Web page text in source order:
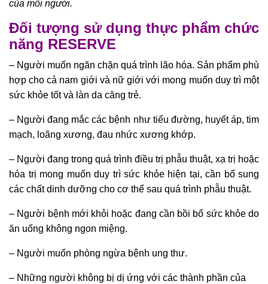
của mỗi người.
Đối tượng sử dụng thực phẩm chức
năng RESERVE
– Người muốn ngăn chặn quá trình lão hóa. Sản phẩm phù
hợp cho cả nam giới và nữ giới với mong muốn duy trì một
sức khỏe tốt và làn da căng trẻ.
– Người đang mắc các bệnh như tiểu đường, huyết áp, tim
mạch, loãng xương, đau nhức xương khớp.
– Người đang trong quá trình điều trị phẫu thuật, xạ trị hoặc
hóa trị mong muốn duy trì sức khỏe hiện tại, cần bổ sung
các chất dinh dưỡng cho cơ thể sau quá trình phẫu thuật.
– Người bệnh mới khỏi hoặc đang cần bồi bổ sức khỏe do
ăn uống không ngon miệng.
– Người muốn phòng ngừa bệnh ung thư.
– Những người không bị dị ứng với các thành phần của